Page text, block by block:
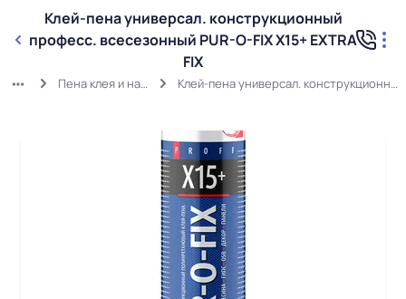
Клей-пена универсал. конструкционный
професс. всесезонный PUR-O-FIX X15+ EXTRA
FIX
Пена клея и напыляемые утеплители Клей-пена универсал. конструкционный професс. всесезонный PUR-O-FIX X15+ EXTRA FIX